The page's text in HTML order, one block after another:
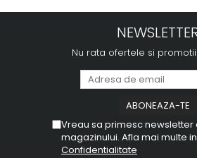
Nu rata ofertele si
Vreau sa primesc newsletter
magazinului. Afla mai multe in
Confidentialitate